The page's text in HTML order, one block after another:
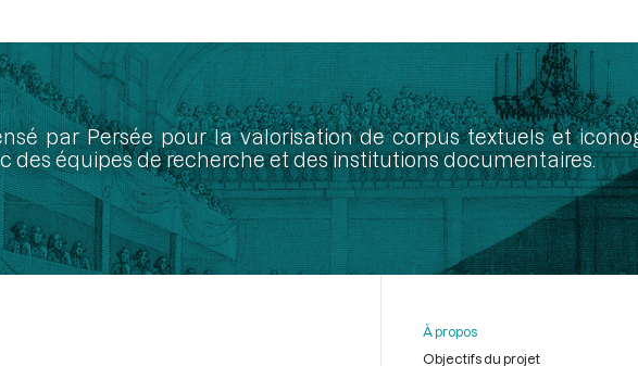
par Persée pour la valorisation de corpus textuels et
des équipes de recherche et des institutions documentaires.
À propos
Objectifs du projet